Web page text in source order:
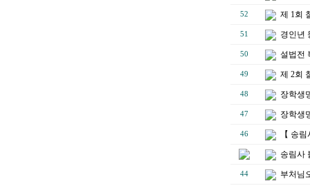
52 제 1회
51 경인년
50 설법전
49 제 2회
48 장학생
47 장학생
46 【 송
송림사
44 부처님